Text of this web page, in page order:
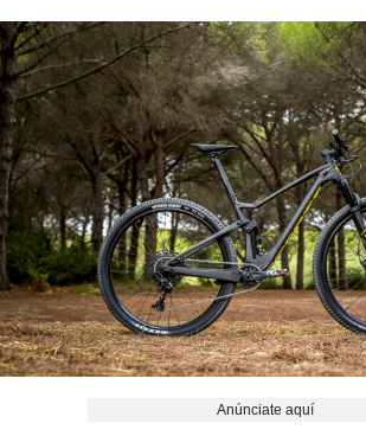
Anúnciate aquí